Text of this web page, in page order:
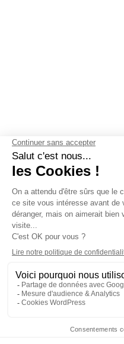
Contactez-nous-
confidentialité-Gestion des